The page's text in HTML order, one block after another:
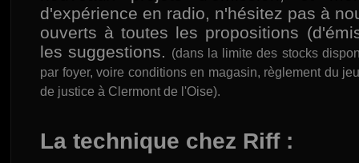
d'expérience en radio, n'hésitez pas à
ouverts à toutes les propositions
les suggestions.
(dans la limite des stocks
par foyer, voire conditions en magasin, règlement du
de justice à Clermont de l'Oise).
La technique chez Riff :